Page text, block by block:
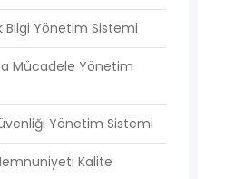
Bilgi Yönetim Sistemi
Mücadele Yönetim
Yönetim Sistemi
Kalite